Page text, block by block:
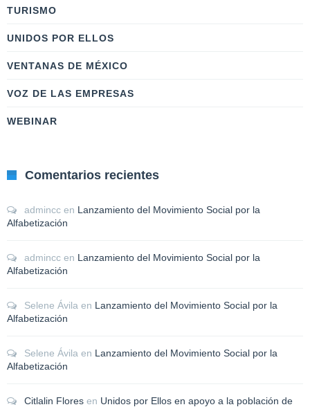
TURISMO
UNIDOS POR ELLOS
VENTANAS DE MÉXICO
VOZ DE LAS EMPRESAS
WEBINAR
Comentarios recientes
admincc en Lanzamiento del Movimiento Social por la
Alfabetización
admincc en Lanzamiento del Movimiento Social por la
Alfabetización
Selene Ávila en Lanzamiento del Movimiento Social por la
Alfabetización
Selene Ávila en Lanzamiento del Movimiento Social por la
Alfabetización
Citlalin Flores en Unidos por Ellos en apoyo a la población de